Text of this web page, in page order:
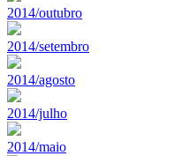
2014/outubro
2014/setembro
2014/agosto
2014/julho
2014/maio